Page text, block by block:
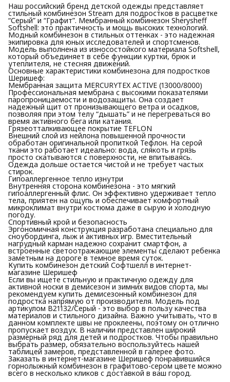
Наш российский бренд детской одежды представляет
стильный комбинезон Stream для подростков в расцветке
“Серый” и “Графит”. Мембранный комбинезон Sherysheff
Softshell: это практичность и мощь высоких технологий.
Модный комбинезон в стильных оттенках - это надежная
экипировка для юных исследователей и спортсменов.
Модель выполнена из износостойкого материала Softshell,
который объединяет в себе функции куртки, брюк и
утеплителя, не стесняя движений.
Основные характеристики комбинезона для подростков
Шеришеф:
Мембранная защита MERCURYTEX ACTIVE (13000/8000)
Профессиональная мембрана с высокими показателями
паропроницаемости и водозащиты. Она создает
надежный щит от пронизывающего ветра и осадков,
позволяя при этом телу “дышать” и не перегреваться во
время активного бега или катания.
Грязеотталкивающее покрытие TEFLON
Внешний слой из нейлона повышенной прочности
обработан оригинальной пропиткой Тефлон. На серой
ткани это работает идеально: вода, слякоть и грязь
просто скатываются с поверхности, не впитываясь.
Одежда дольше остается чистой и не требует частых
стирок.
Гипоаллергенное тепло изнутри
Внутренняя сторона комбинезона - это мягкий
гипоаллергенный флис. Он эффективно удерживает тепло
тела, приятен на ощупь и обеспечивает комфортный
микроклимат внутри костюма даже в сырую и холодную
погоду.
Спортивный крой и безопасность
Эргономичная конструкция разработана специально для
сноубординга, лыж и активных игр. Вместительный
нагрудный карман надежно сохранит смартфон, а
встроенные светоотражающие элементы сделают ребенка
заметным на дороге в темное время суток.
Купить комбинезон детский Софтшелл в интернет-
магазине Шеришеф
Если вы ищете стильную и практичную одежду для
активной носки в демисезон и зимних видов спорта, мы
рекомендуем купить демисезонный комбинезон для
подростка напрямую от производителя. Модель под
артикулом В21132/Серый - это выбор в пользу качества
материалов и стильного дизайна. Важно учитывать, что в
данном комплекте швы не проклеены, поэтому он отлично
пропускает воздух. В наличии представлен широкий
размерный ряд для детей и подростков. Чтобы правильно
выбрать размер, обязательно воспользуйтесь нашей
таблицей замеров, представленной в галерее фото.
Заказать в интернет-магазине Шеришеф понравившийся
горнолыжный комбинезон в графитово-сером цвете можно
всего в несколько кликов с доставкой в ваш город.